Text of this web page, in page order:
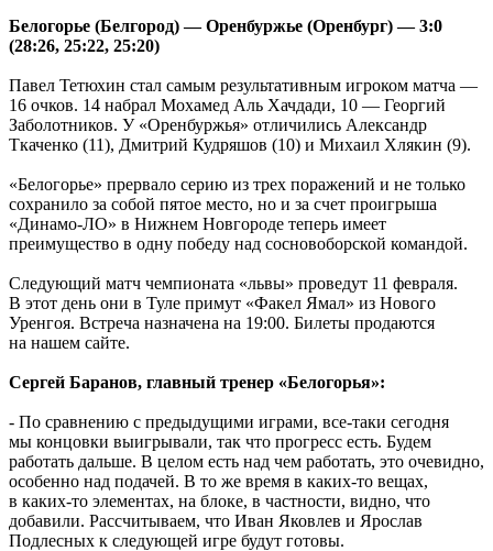
Белогорье (Белгород) — Оренбуржье (Оренбург) — 3:0
(28:26, 25:22, 25:20)
Павел Тетюхин стал самым результативным игроком матча —
16 очков. 14 набрал Мохамед Аль Хачдади, 10 — Георгий
Заболотников. У «Оренбуржья» отличились Александр
Ткаченко (11), Дмитрий Кудряшов (10) и Михаил Хлякин (9).
«Белогорье» прервало серию из трех поражений и не только
сохранило за собой пятое место, но и за счет проигрыша
«Динамо-ЛО» в Нижнем Новгороде теперь имеет
преимущество в одну победу над сосновоборской командой.
Следующий матч чемпионата «львы» проведут 11 февраля.
В этот день они в Туле примут «Факел Ямал» из Нового
Уренгоя. Встреча назначена на 19:00. Билеты продаются
на нашем сайте.
Сергей Баранов, главный тренер «Белогорья»:
- По сравнению с предыдущими играми, все-таки сегодня
мы концовки выигрывали, так что прогресс есть. Будем
работать дальше. В целом есть над чем работать, это очевидно,
особенно над подачей. В то же время в каких-то вещах,
в каких-то элементах, на блоке, в частности, видно, что
добавили. Рассчитываем, что Иван Яковлев и Ярослав
Подлесных к следующей игре будут готовы.